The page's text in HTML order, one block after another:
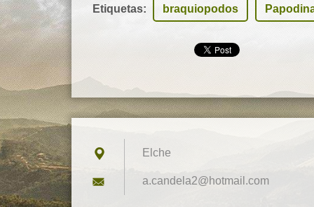
Etiquetas: braquiopodos
Elche
a.candel a2@hotmail.com